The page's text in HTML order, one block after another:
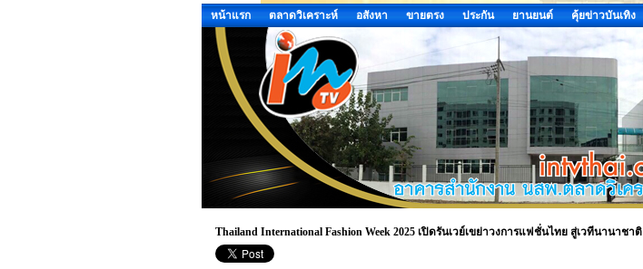
หน้าแรก ตลาดวิเคราะห์ อสังหา ขายตรง ประกัน ยานยนต์ คุ้ยข่าวบันเทิง
Thailand International Fashion Week 2025 เปิดรันเวย์เขย่าวงการแฟชั่นไทย สู่เวทีนานาชาติ